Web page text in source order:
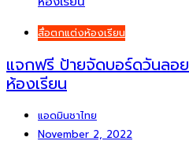
สื่อตกแต่งห้องเรียน
แจกฟรี ป้ายจัดบอร์ดวันลอ
ห้องเรียน
แอดมินชาไทย
November 2, 2022